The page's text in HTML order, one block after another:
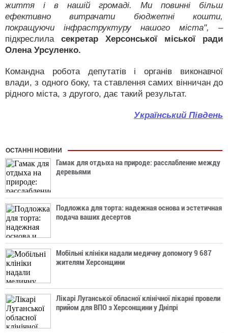
життя і в нашій громаді. Ми повинні більш
ефективно витрачати бюджетні кошти,
покращуючи інфраструктуру нашого міста",
–
підкреслила секретар Херсонської міської ради
Олена Урсуленко.
Командна робота депутатів і органів виконавчої
влади, з одного боку, та ставлення самих вінничан до
рідного міста, з другого, дає такий результат.
Український Південь
ОСТАННІ НОВИНИ
Гамак для отдыха на природе: расслабление между
деревьями
Подложка для торта: надежная основа и эстетичная
подача ваших десертов
Мобільні клініки надали медичну допомогу 9 687
жителям Херсонщини
Лікарі Луганської обласної клінічної лікарні провели
прийом для ВПО з Херсонщини у Дніпрі